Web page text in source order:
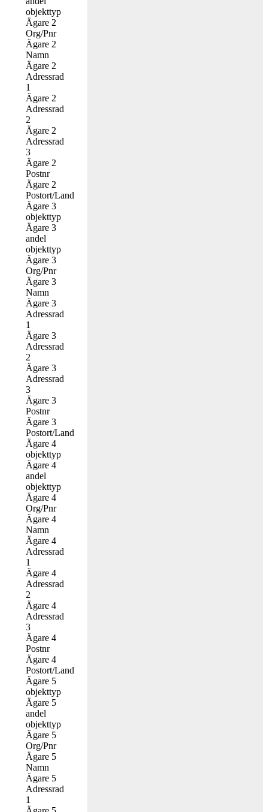
objekttyp
Ägare 2
Org/Pnr
Ägare 2
Namn
Ägare 2
Adressrad
1
Ägare 2
Adressrad
2
Ägare 2
Adressrad
3
Ägare 2
Postnr
Ägare 2
Postort/Land
Ägare 3
objekttyp
Ägare 3
andel
objekttyp
Ägare 3
Org/Pnr
Ägare 3
Namn
Ägare 3
Adressrad
1
Ägare 3
Adressrad
2
Ägare 3
Adressrad
3
Ägare 3
Postnr
Ägare 3
Postort/Land
Ägare 4
objekttyp
Ägare 4
andel
objekttyp
Ägare 4
Org/Pnr
Ägare 4
Namn
Ägare 4
Adressrad
1
Ägare 4
Adressrad
2
Ägare 4
Adressrad
3
Ägare 4
Postnr
Ägare 4
Postort/Land
Ägare 5
objekttyp
Ägare 5
andel
objekttyp
Ägare 5
Org/Pnr
Ägare 5
Namn
Ägare 5
Adressrad
1